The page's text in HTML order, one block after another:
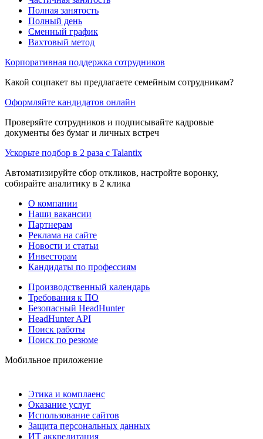
Полная занятость
Полный день
Сменный график
Вахтовый метод
Корпоративная поддержка сотрудников
Какой соцпакет вы предлагаете семейным сотрудникам?
Оформляйте кандидатов онлайн
Проверяйте сотрудников и подписывайте кадровые
документы без бумаг и личных встреч
Ускорьте подбор в 2 раза с Talantix
Автоматизируйте сбор откликов, настройте воронку,
собирайте аналитику в 2 клика
О компании
Наши вакансии
Партнерам
Реклама на сайте
Новости и статьи
Инвесторам
Кандидаты по профессиям
Производственный календарь
Требования к ПО
Безопасный HeadHunter
HeadHunter API
Поиск работы
Поиск по резюме
Мобильное приложение
Этика и комплаенс
Оказание услуг
Использование сайтов
Защита персональных данных
ИТ аккредитация